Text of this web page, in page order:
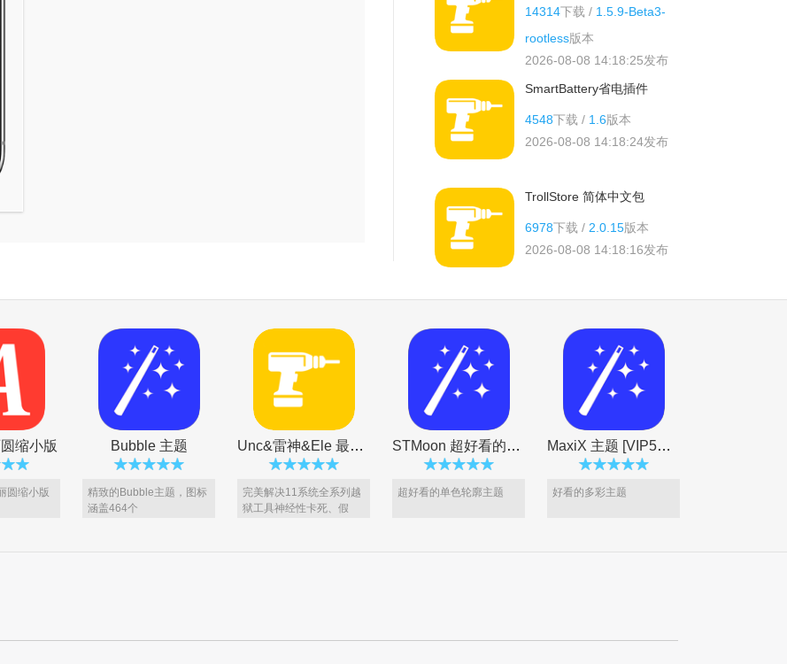
14314下载 / 1.5.9-Beta3-
rootless版本
2026-08-08 14:18:25发布
SmartBattery省电插件
4548下载 / 1.6版本
2026-08-08 14:18:24发布
TrollStore 简体中文包
6978下载 / 2.0.15版本
2026-08-08 14:18:16发布
缩小版
圆缩小版
Bubble 主题
精致的Bubble主题，图标
涵盖464个
Unc&雷神&Ele 最新防冻屏插件
完美解决11系统全系列越
狱工具神经性卡死、假
STMoon 超好看的单色主题[VIP5专享]
超好看的单色轮廓主题
MaxiX 主题 [VIP5专享]
好看的多彩主题
Amara XI 主题 [VIP5专享]